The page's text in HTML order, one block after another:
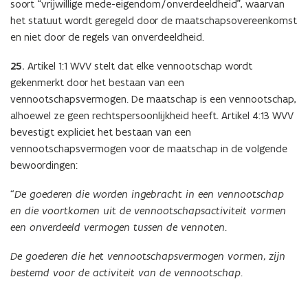
soort “vrijwillige mede-eigendom/onverdeeldheid”, waarvan
het statuut wordt geregeld door de maatschapsovereenkomst
en niet door de regels van onverdeeldheid.
25. Artikel 1:1 WVV stelt dat elke vennootschap wordt
gekenmerkt door het bestaan van een
vennootschapsvermogen. De maatschap is een vennootschap,
alhoewel ze geen rechtspersoonlijkheid heeft. Artikel 4:13 WVV
bevestigt expliciet het bestaan van een
vennootschapsvermogen voor de maatschap in de volgende
bewoordingen:
“De goederen die worden ingebracht in een vennootschap
en die voortkomen uit de vennootschapsactiviteit vormen
een onverdeeld vermogen tussen de vennoten.
De goederen die het vennootschapsvermogen vormen, zijn
bestemd voor de activiteit van de vennootschap.